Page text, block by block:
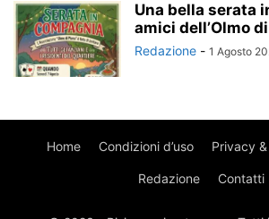
Una bella serata
amici dell’Olmo
Redazione - 1 Agosto
Home Condizioni d’uso Privacy
Redazione Contatti